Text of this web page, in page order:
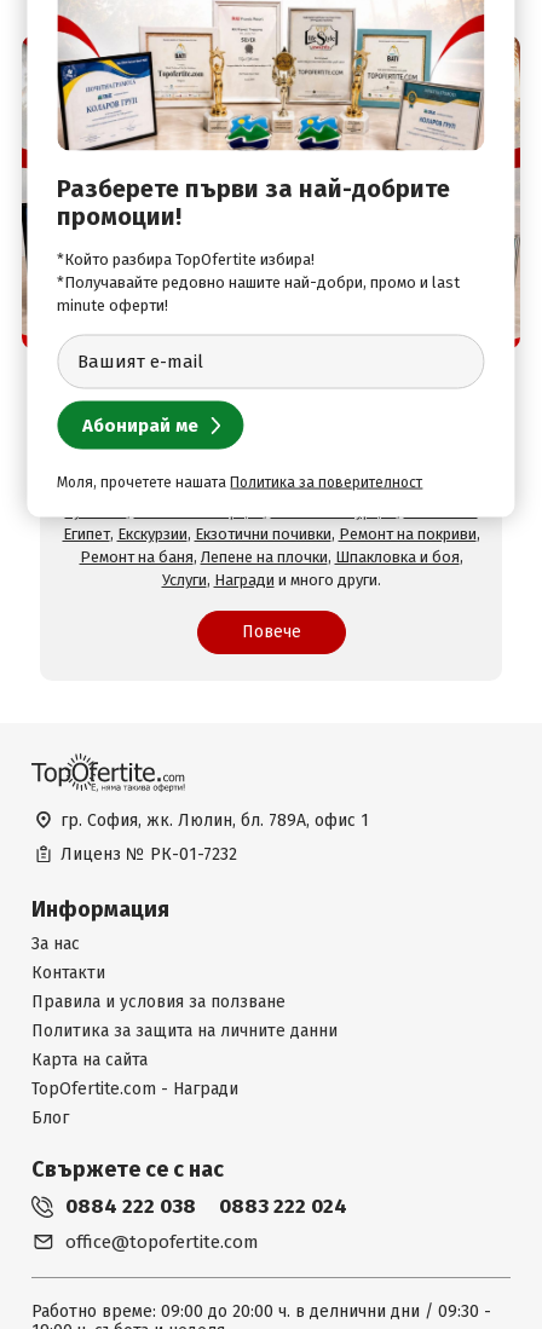
Защо да изберете нас
TopOfertite.com - най-предпочитан онлайн сайт
за почивки и услуги с отстъпки
При нас ще намерите оферти за
СПА хотели
Хисаря,Хотели в Сандански,Хотели в Девин,Почивки в
Египет, Екскурзии, Екзотични почивки, Ремонт на покриви,
Ремонт на баня, Лепене на плочки, Шпакловка и боя,
Услуги, Награди и много други.
Повече
гр. София, жк. Люлин, бл. 789А, офис 1
Лиценз № РК-01-7232
Информация
За нас
Контакти
Правила и условия за ползване
Политика за защита на личните данни
Карта на сайта
TopOfertite.com - Награди
Блог
Свържете се с нас
0884 222 038 0883 222 024
office@topofertite.com
Работно време: 09:00 до 20:00 ч. в делнични дни / 09:30 -
Разберете първи за най-добрите
промоции!
*Който разбира TopOfertite избира!
*Получавайте редовно нашите най-добри, промо и last
minute оферти!
Моля, прочетете нашатаПолитика за поверителност